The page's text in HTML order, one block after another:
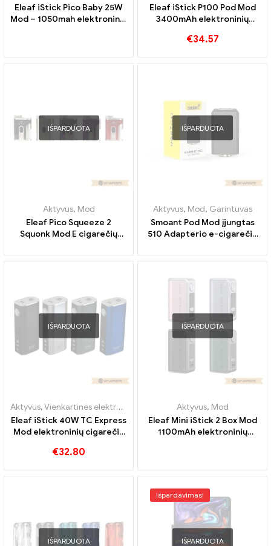
Eleaf iStick Pico Baby 25W
Mod – 1050mah elektroninių
Eleaf iStick P100 Pod Mod
3400mAh elektroninių
prekyba 丨Custom
€34.57
IŠPARDUOTA
Aktyvus, Mod
Eleaf Pico Squeeze 2
Squonk Mod E cigarečių
IŠPARDUOTA
Aktyvus, Mod, Garintuvas
Smoant Pod Mod įjungtas
510 Adapterio e-cigarečių
IŠPARDUOTA
Aktyvus,Vienkartinės elektroninės cigaretės Belgija , Vienkartinės
Eleaf iStick 40W TC Express
Mod elektroninių cigarečių
Custom
€32.80
IŠPARDUOTA
Aktyvus, Mod
Eleaf Mini iStick 2 Box Mod
1100mAh elektroninių
IŠPARDUOTA
Išpardavimas!
IŠPARDUOTA